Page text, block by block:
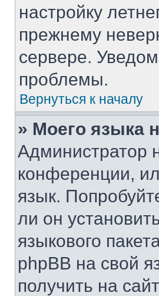
настройку
прежнему
сервере.
проблемы.
Вернуться к началу
» Моего языка
Администратор
конференции,
язык.
ли он
языкового
phpBB на свой
получить на